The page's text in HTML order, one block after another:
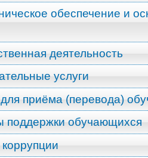
обеспечение и
деятельность
услуги
приёма (перевода)
поддержки обучающихся